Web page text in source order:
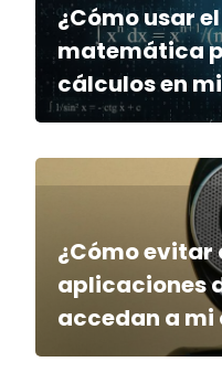
¿Cómo usar
matemática
cálculos en
¿Cómo evitar
aplicaciones
accedan a